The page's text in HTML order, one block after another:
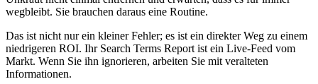
wegbleibt. Sie brauchen daraus eine Routine.
Das ist nicht nur ein kleiner Fehler; es ist ein direkter Weg zu einem
niedrigeren ROI. Ihr Search Terms Report ist ein Live-Feed vom
Markt. Wenn Sie ihn ignorieren, arbeiten Sie mit veralteten
Informationen.